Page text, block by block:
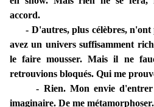
accord.
- D'autres, plus célèbres, n'ont
avez un univers suffisamment
le faire mousser. Mais il ne
retrouvions bloqués. Qui me
- Rien. Mon envie d'entrer
imaginaire. De me